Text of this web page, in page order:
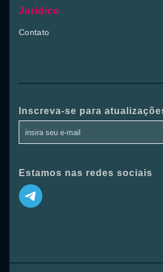
Jurídico
Contato
Inscreva-se para
Estamos nas redes sociais